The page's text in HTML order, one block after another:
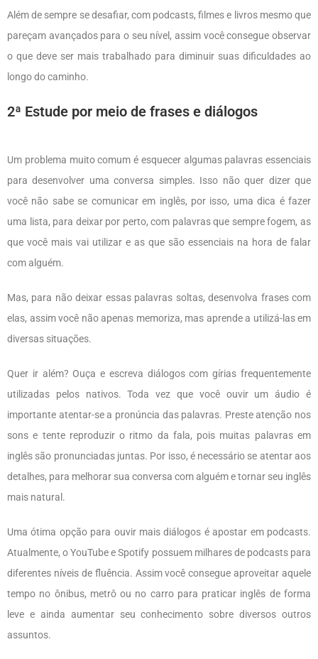
Além de sempre se desafiar, com podcasts, filmes e livros mesmo que
pareçam avançados para o seu nível, assim você consegue observar
o que deve ser mais trabalhado para diminuir suas dificuldades ao
longo do caminho.
2ª Estude por meio de frases e diálogos
Um problema muito comum é esquecer algumas palavras essenciais
para desenvolver uma conversa simples. Isso não quer dizer que
você não sabe se comunicar em inglês, por isso, uma dica é fazer
uma lista, para deixar por perto, com palavras que sempre fogem, as
que você mais vai utilizar e as que são essenciais na hora de falar
com alguém.
Mas, para não deixar essas palavras soltas, desenvolva frases com
elas, assim você não apenas memoriza, mas aprende a utilizá-las em
diversas situações.
Quer ir além? Ouça e escreva diálogos com gírias frequentemente
utilizadas pelos nativos. Toda vez que você ouvir um áudio é
importante atentar-se a pronúncia das palavras. Preste atenção nos
sons e tente reproduzir o ritmo da fala, pois muitas palavras em
inglês são pronunciadas juntas. Por isso, é necessário se atentar aos
detalhes, para melhorar sua conversa com alguém e tornar seu inglês
mais natural.
Uma ótima opção para ouvir mais diálogos é apostar em podcasts.
Atualmente, o YouTube e Spotify possuem milhares de podcasts para
diferentes níveis de fluência. Assim você consegue aproveitar aquele
tempo no ônibus, metrô ou no carro para praticar inglês de forma
leve e ainda aumentar seu conhecimento sobre diversos outros
assuntos.